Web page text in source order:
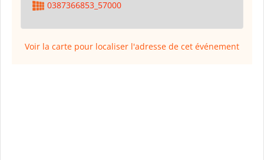
0387366853_57000
Voir la carte pour localiser l'adresse de cet événement